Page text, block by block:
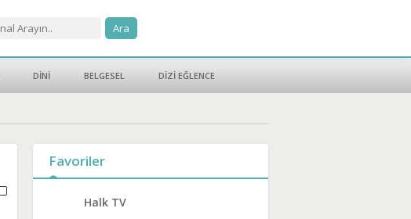
DİNİ BELGESEL DİZİ EĞLENCE
Favoriler
Halk TV